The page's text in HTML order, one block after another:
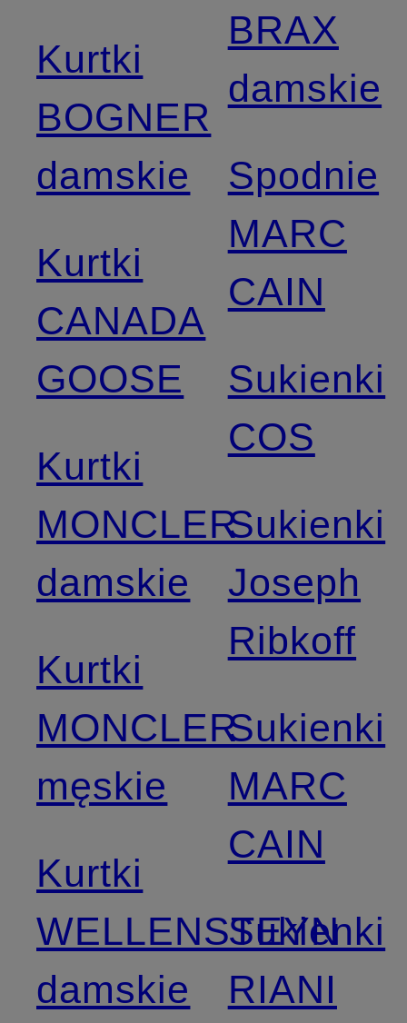
Kurtki
BOGNER
damskie
Kurtki
CANADA
GOOSE
Kurtki
MONCLER
damskie
Kurtki
MONCLER
męskie
Kurtki
WELLENSTEYN
damskie
BRAX
damskie
Spodnie
MARC
CAIN
Sukienki
COS
Sukienki
Joseph
Ribkoff
Sukienki
MARC
CAIN
Sukienki
RIANI